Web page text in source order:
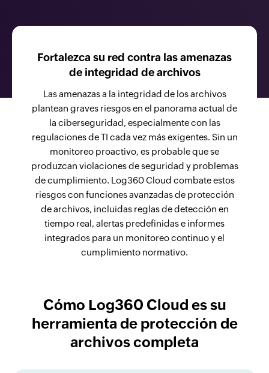
Fortalezca su red contra las amenazas
de integridad de archivos
Las amenazas a la integridad de los archivos
plantean graves riesgos en el panorama actual de
la ciberseguridad, especialmente con las
regulaciones de TI cada vez más exigentes. Sin un
monitoreo proactivo, es probable que se
produzcan violaciones de seguridad y problemas
de cumplimiento. Log360 Cloud combate estos
riesgos con funciones avanzadas de protección
de archivos, incluidas reglas de detección en
tiempo real, alertas predefinidas e informes
integrados para un monitoreo continuo y el
cumplimiento normativo.
Cómo Log360 Cloud es su
herramienta de protección de
archivos completa